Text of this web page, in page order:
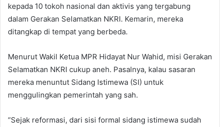
kepada 10 tokoh nasional dan aktivis yang tergabung
dalam Gerakan Selamatkan NKRI. Kemarin, mereka
ditangkap di tempat yang berbeda.
Menurut Wakil Ketua MPR Hidayat Nur Wahid, misi Gerakan
Selamatkan NKRI cukup aneh. Pasalnya, kalau sasaran
mereka menuntut Sidang Istimewa (SI) untuk
menggulingkan pemerintah yang sah.
“Sejak reformasi, dari sisi formal sidang istimewa sudah